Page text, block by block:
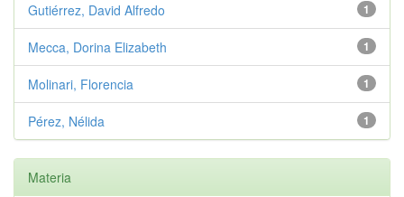
1
Gutiérrez, David Alfredo
1
Mecca, Dorina Elizabeth
1
Molinari, Florencia
1
Pérez, Nélida
Materia